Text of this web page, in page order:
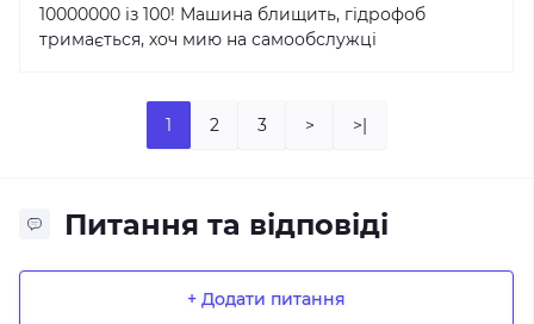
10000000 із 100! Машина блищить, гідрофоб
тримається, хоч мию на самообслужці
1 2 3 > >|
Питання та відповіді
+ Додати питання